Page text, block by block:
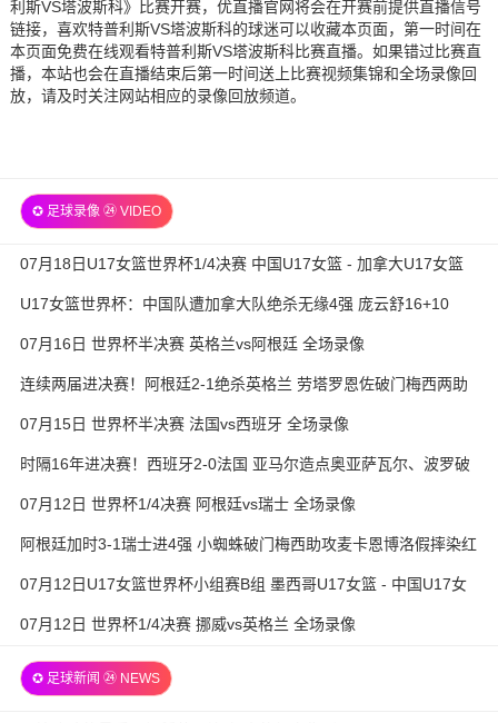
利斯VS塔波斯科》比赛开赛，优直播官网将会在开赛前提供直播信号
链接，喜欢特普利斯VS塔波斯科的球迷可以收藏本页面，第一时间在
本页面免费在线观看特普利斯VS塔波斯科比赛直播。如果错过比赛直
播，本站也会在直播结束后第一时间送上比赛视频集锦和全场录像回
放，请及时关注网站相应的录像回放频道。
✪ 足球录像 ㉔ VIDEO
07月18日U17女篮世界杯1/4决赛 中国U17女篮 - 加拿大U17女篮
U17女篮世界杯：中国队遭加拿大队绝杀无缘4强 庞云舒16+10
07月16日 世界杯半决赛 英格兰vs阿根廷 全场录像
连续两届进决赛！阿根廷2-1绝杀英格兰 劳塔罗恩佐破门梅西两助
07月15日 世界杯半决赛 法国vs西班牙 全场录像
时隔16年进决赛！西班牙2-0法国 亚马尔造点奥亚萨瓦尔、波罗破
07月12日 世界杯1/4决赛 阿根廷vs瑞士 全场录像
阿根廷加时3-1瑞士进4强 小蜘蛛破门梅西助攻麦卡恩博洛假摔染红
07月12日U17女篮世界杯小组赛B组 墨西哥U17女篮 - 中国U17女
篮 全场录像
07月12日 世界杯1/4决赛 挪威vs英格兰 全场录像
✪ 足球新闻 ㉔ NEWS